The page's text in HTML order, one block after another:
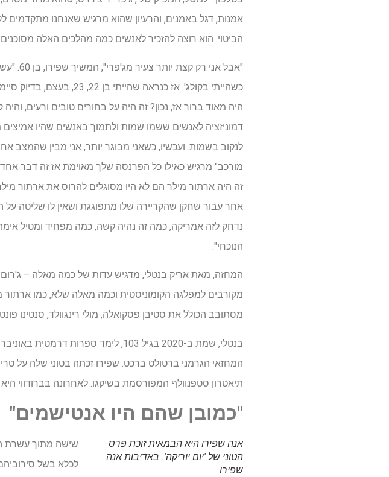
אמנות, דגל באמנים, והרעיון שהוא מרגיש שאנחנו מתקדמים
הביטוי. הוא רוצה להזכיר לאנשים כמה מהלכים האלה
"אבל אני רק קצת
כשהייתי בקולג'. אז כנראה שהייתי בן
היה מאוד ברור אז, נכון? זה היה על בחורים טובים ורעים,
דמוניזציה לאנשים ששמו שמות ולתמוך באנשים שהיו
לנקוב בשמות. ועכשיו, כשאני מבוגר יותר, אני מבין שהמצב
מורכב" מרגיש כאילו כל הפרנסה שלך מאוימת אז זה דבר
זה היה ארתור מילר הם לא היו מסוגלים להרוס את ארתור
אחר עבור שחקן שהקריירה שלו מתפוגגת ושאין לו שליטה על
נדחק לזה אמריקה, כמה זה נהיה קשה, כמה מפחיד ומטיל
הנוכחי".
המחזה, מאת אריק בנטלי, מדגיש עדות של כמה מאלה – ג'רום
מקורבים למפלגה הקומוניסטית וכמה מאלה שלא, כמו ארתור
מסתובב הכולל את סטיבן פסקואלה, מולי רינגוולד, סנטינו
המחזאי הגרמני ברטולט ברכט. שפירו זכתה בטוני שלה על
תיאטרון סטפנוולף המפורסמת בשיקגו. לאחרונה בברודווי
"כמובן שהם היו אנטישמים"
אנה שפירו היא הבמאית זוכת פרס
הטוני של 'יום יוריקה'. באדיבות אנה
שפירו
שישה מתוך עשרת
לכלא בשל